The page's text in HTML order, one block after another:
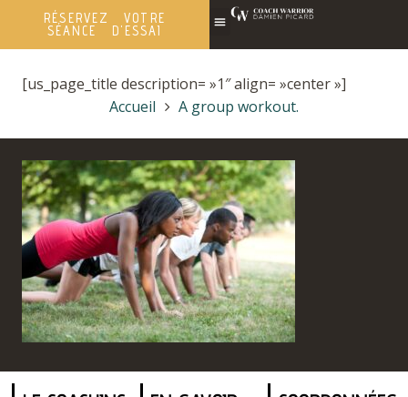
RÉSERVEZ VOTRE
SÉANCE D'ESSAI
[us_page_title description= »1″ align= »center »]
Accueil
A group workout.